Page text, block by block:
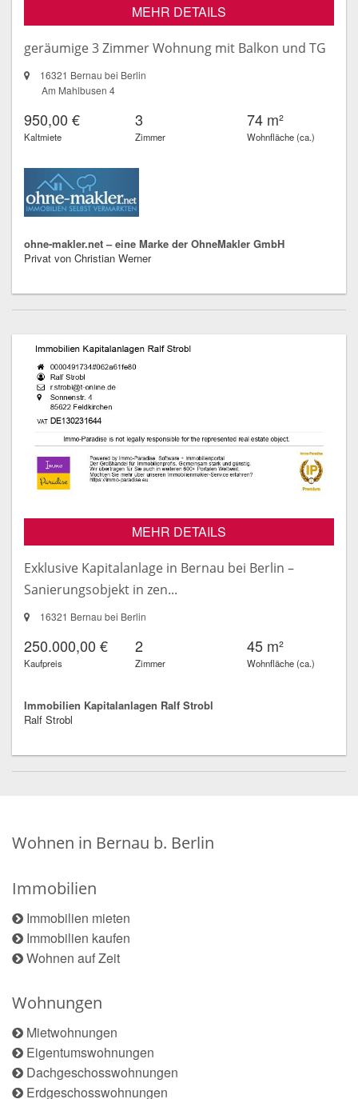
MEHR DETAILS
geräumige 3 Zimmer Wohnung mit Balkon und TG
16321 Bernau bei Berlin
Am Mahlbusen 4
950,00 €
Kaltmiete
3
Zimmer
74 m²
Wohnfläche (ca.)
ohne-makler.net – eine Marke der OhneMakler GmbH
Privat von Christian Werner
MEHR DETAILS
Exklusive Kapitalanlage in Bernau bei Berlin –
Sanierungsobjekt in zen...
16321 Bernau bei Berlin
250.000,00 €
Kaufpreis
2
Zimmer
45 m²
Wohnfläche (ca.)
Immobilien Kapitalanlagen Ralf Strobl
Ralf Strobl
Wohnen in Bernau b. Berlin
Immobilien
Immobilien mieten
Immobilien kaufen
Wohnen auf Zeit
Wohnungen
Mietwohnungen
Eigentumswohnungen
Dachgeschosswohnungen
Erdgeschosswohnungen